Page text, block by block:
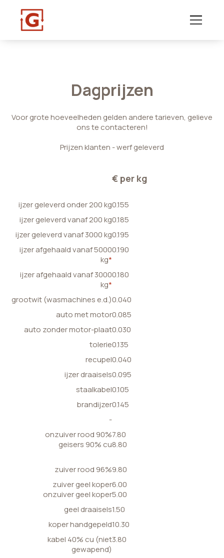
Dagprijzen
Voor grote hoeveelheden gelden andere tarieven, gelieve
ons te contacteren!
Prijzen klanten - werf geleverd
€ per kg
ijzer geleverd onder 200 kg0.155
ijzer geleverd vanaf 200 kg0.185
ijzer geleverd vanaf 3000 kg0.195
ijzer afgehaald vanaf 5000
kg*
0.190
ijzer afgehaald vanaf 3000
kg*
0.180
grootwit (wasmachines e.d.)0.040
auto met motor0.085
auto zonder motor-plaat0.030
tolerie0.135
recupel0.040
ijzer draaisels0.095
staalkabel0.105
brandijzer0.145
-
onzuiver rood 90%
geisers 90% cu
7.80
8.80
zuiver rood 96%9.80
zuiver geel koper
onzuiver geel koper
6.00
5.00
geel draaisels1.50
koper handgepeld10.30
kabel 40% cu (niet
gewapend)
3.80